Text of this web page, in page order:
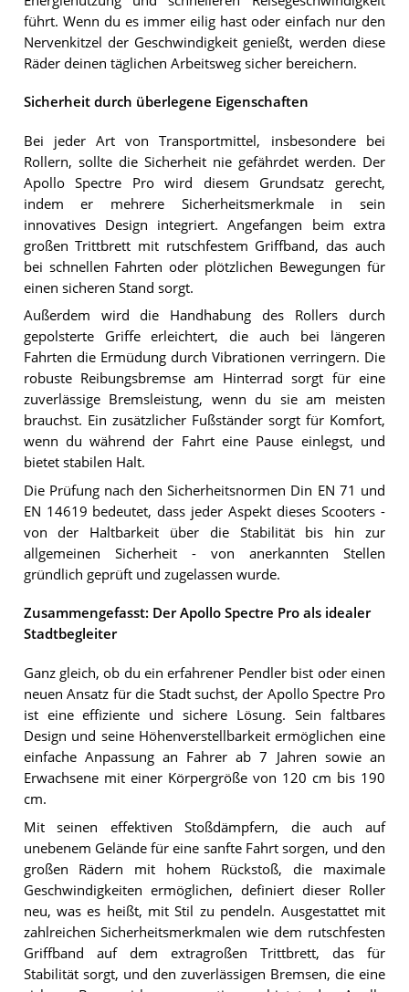
führt. Wenn du es immer eilig hast oder einfach nur den
Nervenkitzel der Geschwindigkeit genießt, werden diese
Räder deinen täglichen Arbeitsweg sicher bereichern.
Sicherheit durch überlegene Eigenschaften
Bei jeder Art von Transportmittel, insbesondere bei
Rollern, sollte die Sicherheit nie gefährdet werden. Der
Apollo Spectre Pro wird diesem Grundsatz gerecht,
indem er mehrere Sicherheitsmerkmale in sein
innovatives Design integriert. Angefangen beim extra
großen Trittbrett mit rutschfestem Griffband, das auch
bei schnellen Fahrten oder plötzlichen Bewegungen für
einen sicheren Stand sorgt.
Außerdem wird die Handhabung des Rollers durch
gepolsterte Griffe erleichtert, die auch bei längeren
Fahrten die Ermüdung durch Vibrationen verringern. Die
robuste Reibungsbremse am Hinterrad sorgt für eine
zuverlässige Bremsleistung, wenn du sie am meisten
brauchst. Ein zusätzlicher Fußständer sorgt für Komfort,
wenn du während der Fahrt eine Pause einlegst, und
bietet stabilen Halt.
Die Prüfung nach den Sicherheitsnormen Din EN 71 und
EN 14619 bedeutet, dass jeder Aspekt dieses Scooters -
von der Haltbarkeit über die Stabilität bis hin zur
allgemeinen Sicherheit - von anerkannten Stellen
gründlich geprüft und zugelassen wurde.
Zusammengefasst: Der Apollo Spectre Pro als idealer
Stadtbegleiter
Ganz gleich, ob du ein erfahrener Pendler bist oder einen
neuen Ansatz für die Stadt suchst, der Apollo Spectre Pro
ist eine effiziente und sichere Lösung. Sein faltbares
Design und seine Höhenverstellbarkeit ermöglichen eine
einfache Anpassung an Fahrer ab 7 Jahren sowie an
Erwachsene mit einer Körpergröße von 120 cm bis 190
cm.
Mit seinen effektiven Stoßdämpfern, die auch auf
unebenem Gelände für eine sanfte Fahrt sorgen, und den
großen Rädern mit hohem Rückstoß, die maximale
Geschwindigkeiten ermöglichen, definiert dieser Roller
neu, was es heißt, mit Stil zu pendeln. Ausgestattet mit
zahlreichen Sicherheitsmerkmalen wie dem rutschfesten
Griffband auf dem extragroßen Trittbrett, das für
Stabilität sorgt, und den zuverlässigen Bremsen, die eine